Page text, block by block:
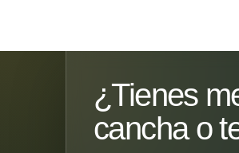
¿Tienes
cancha o